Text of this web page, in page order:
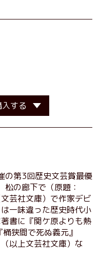
する
の第3回歴史文芸賞最優
の廊下で（原題：
芸社文庫）で作家デビ
一味違った歴史時代小
書に『関ケ原よりも熱
狭間で死ぬ義元』
以上文芸社文庫）な